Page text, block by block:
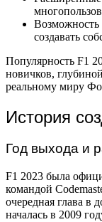
Возможность
создавать
Популярность F1
новичков,
реальному миру
История
Год выхода и
F1 2023 была
командой
очередная глава в
началась в 2009